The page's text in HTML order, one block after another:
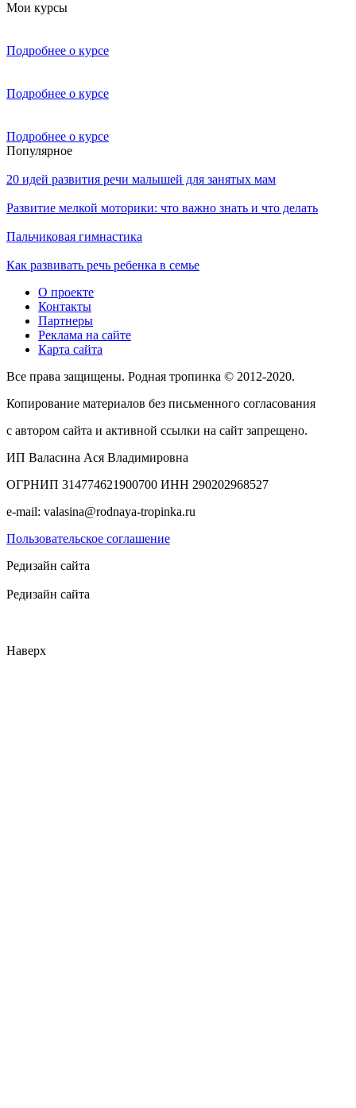
Мои курсы
Подробнее о курсе
Подробнее о курсе
Подробнее о курсе
Популярное
20 идей развития речи малышей для занятых мам
Развитие мелкой моторики: что важно знать и что делать
Пальчиковая гимнастика
Как развивать речь ребенка в семье
О проекте
Контакты
Партнеры
Реклама на сайте
Карта сайта
Все права защищены. Родная тропинка © 2012-2020.
Копирование материалов без письменного согласования
с автором сайта и активной ссылки на сайт запрещено.
ИП Валасина Ася Владимировна
ОГРНИП 314774621900700 ИНН 290202968527
e-mail: valasina@rodnaya-tropinka.ru
Пользовательское соглашение
Редизайн сайта
Редизайн сайта
Наверх